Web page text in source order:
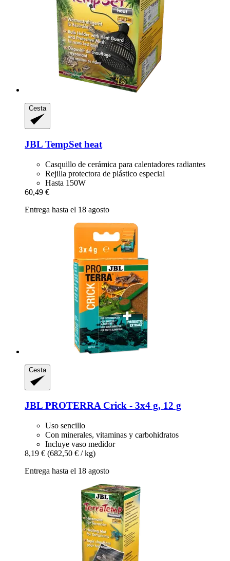
Cesta
JBL TempSet heat
Casquillo de cerámica para calentadores radiantes
Rejilla protectora de plástico especial
Hasta 150W
60,49 €
Entrega hasta el 18 agosto
Cesta
JBL PROTERRA Crick -​ 3x4 g, 12 g
Uso sencillo
Con minerales, vitaminas y carbohidratos
Incluye vaso medidor
8,19 € (682,50 € / kg)
Entrega hasta el 18 agosto